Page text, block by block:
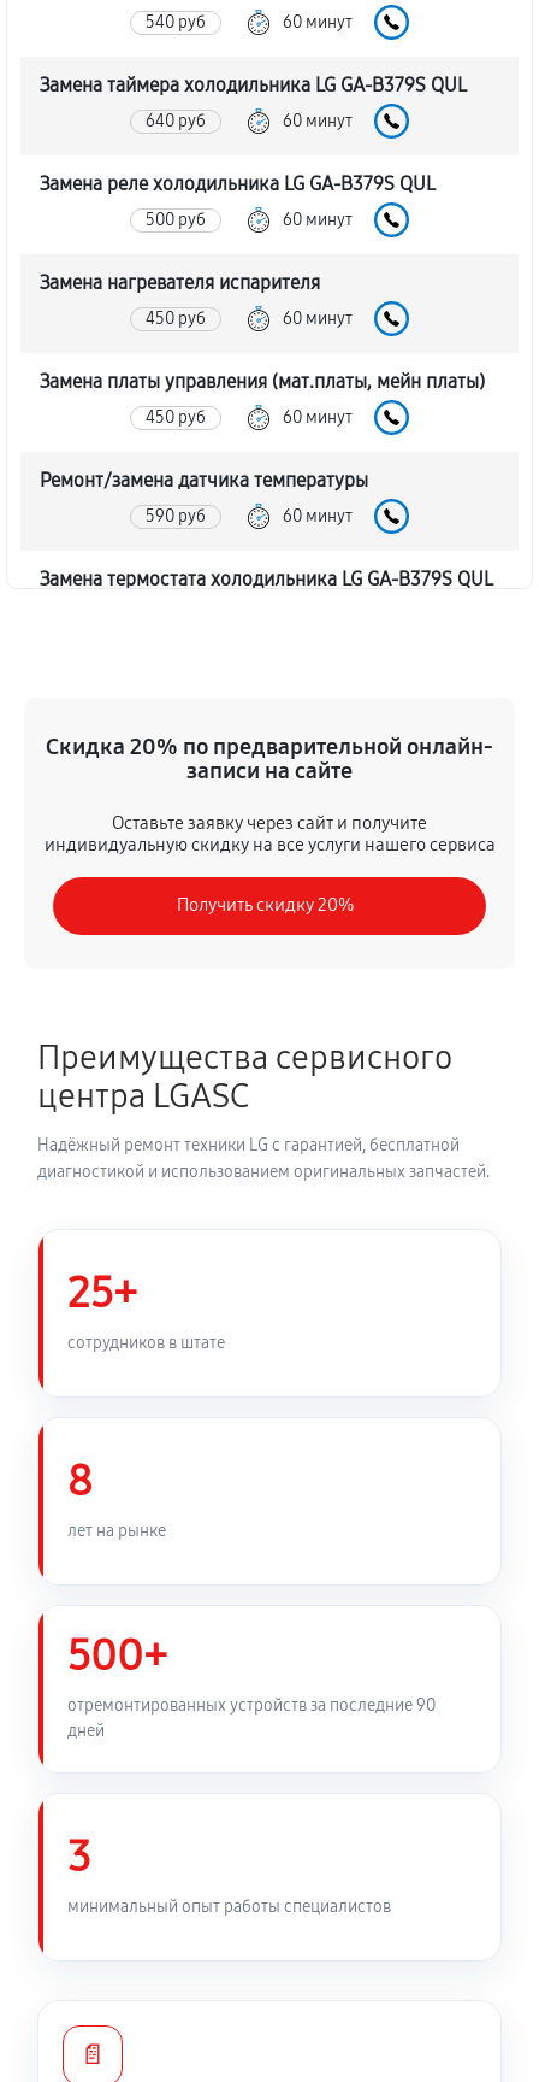
540 руб 60 минут
Замена таймера холодильника LG GA-B379S QUL
640 руб 60 минут
Замена реле холодильника LG GA-B379S QUL
500 руб 60 минут
Замена нагревателя испарителя
450 руб 60 минут
Замена платы управления (мат.платы, мейн платы)
450 руб 60 минут
Ремонт/замена датчика температуры
590 руб 60 минут
Замена термостата холодильника LG GA-B379S QUL
Замена мотор-компрессора
60 минут
Ремонт испарителя холодильника LG GA-B379S QUL
590 руб 60 минут
Устранение засора трубопровода
720 руб
Ремонт датчика морозильного отделения
Прочистка дренажной системы
Замена ТЭН холодильника LG GA-B379S QUL
450 руб
Замена электросхемы холодильника LG GA-B379S
QUL
Скидка 20% по предварительной онлайн-
записи на сайте
Оставьте заявку через сайт и получите
индивидуальную скидку на все услуги нашего сервиса
Получить скидку 20%
Преимущества сервисного
центра LGASC
Надёжный ремонт техники LG с гарантией, бесплатной
диагностикой и использованием оригинальных запчастей.
25+
сотрудников в штате
8
лет на рынке
500+
отремонтированных устройств за последние 90
дней
3
минимальный опыт работы специалистов
📄